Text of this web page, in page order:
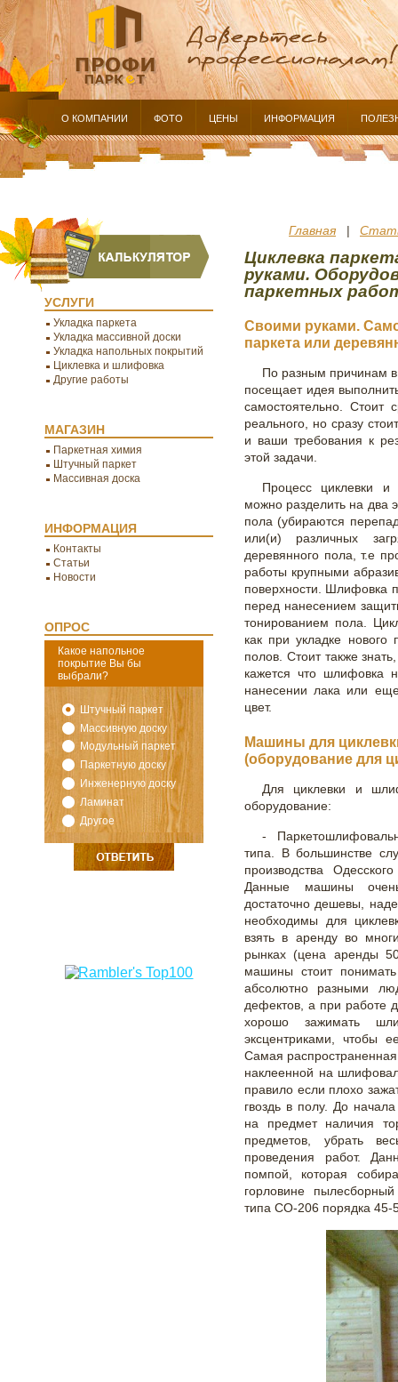
УСЛУГИ
Укладка паркета
Укладка массивной доски
Укладка напольных покрытий
Циклевка и шлифовка
Другие работы
МАГАЗИН
Паркетная химия
Штучный паркет
Массивная доска
ИНФОРМАЦИЯ
Контакты
Статьи
Новости
ОПРОС
Какое напольное
покрытие Вы бы
выбрали?
Штучный паркет
Массивную доску
Модульный паркет
Паркетную доску
Инженерную доску
Ламинат
Другое
Главная
Циклевка
руками.
паркетных
Своими руками.
паркета или
По разным причинам
посещает идея
самостоятельно. Стоит
реального, но сразу
и ваши требования к
этой задачи.
Процесс циклевки
можно разделить на два
пола (убираются
или(и) различных
деревянного пола, т.е
работы крупными
поверхности. Шлифовка
перед нанесением
тонированием пола.
как при укладке нового
полов. Стоит также
кажется что шлифовка
нанесении лака или
цвет.
Машины для
(оборудование для
Для циклевки и
оборудование:
-
типа. В большинстве
производства
Данные машины
достаточно дешевы,
необходимы для
взять в аренду во
рынках (цена аренды
машины стоит
абсолютно разными
дефектов, а при работе
хорошо зажимать
эксцентриками, чтобы
Самая
наклеенной на
правило если плохо
гвоздь в полу. До
на предмет наличия
предметов, убрать
проведения работ.
помпой, которая
горловине
типа СО-206 порядка 45-
О КОМПАНИИ ФОТО ЦЕНЫ ИНФОРМАЦИЯ